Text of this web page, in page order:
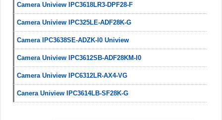
Camera Uniview IPC3618LR3-DPF28-F
Camera Uniview IPC325LE-ADF28K-G
Camera IPC3638SE-ADZK-I0 Uniview
Camera Uniview IPC3612SB-ADF28KM-I0
Camera Uniview IPC6312LR-AX4-VG
Canera Uniview IPC3614LB-SF28K-G